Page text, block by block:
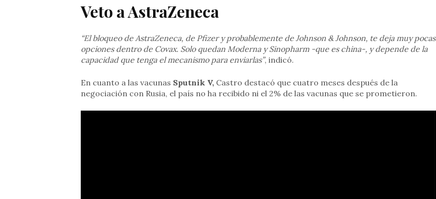
Veto a AstraZeneca
“El bloqueo de AstraZeneca, de Pfizer y probablemente de Johnson & Johnson, te deja muy pocas
opciones dentro de Covax. Solo quedan Moderna y Sinopharm -que es china-, y depende de la
capacidad que tenga el mecanismo para enviarlas”, indicó.
En cuanto a las vacunas Sputnik V,Castro destacó que cuatro meses después de la
negociación con Rusia, el país no ha recibido ni el 2% de las vacunas que se prometieron.